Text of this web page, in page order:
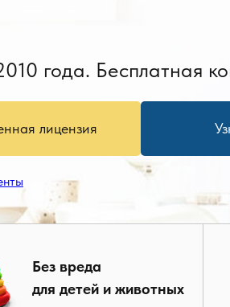
года. Бесплатная
лицензия
Без вреда
для детей и животных